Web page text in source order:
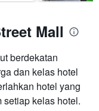
Mall
berdekatan
dan kelas hotel
hotel yang
kelas hotel.